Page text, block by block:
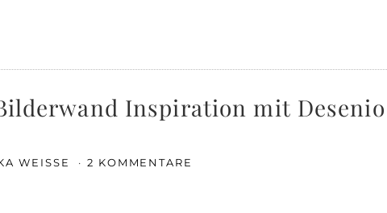
Inspiration mit
WEISSE 2 KOMMENTARE